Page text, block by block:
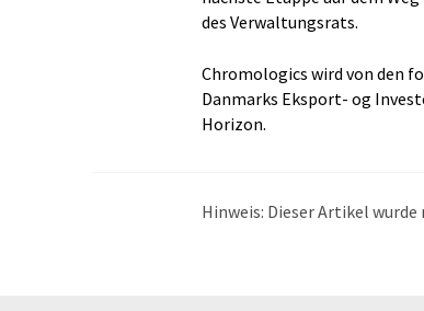
des Verwaltungsrats.
Chromologics wird von den
Danmarks Eksport- og
Horizon.
Hinweis: Dieser Artikel